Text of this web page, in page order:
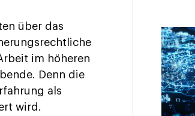
über das
im höheren
Denn die
als
wird.